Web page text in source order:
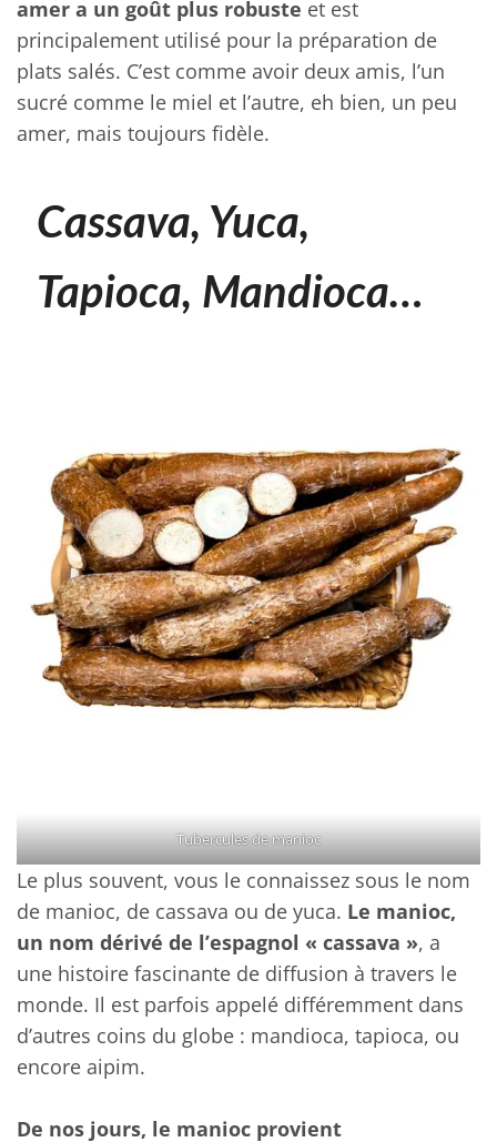
amer a un goût plus robuste et est
principalement utilisé pour la préparation de
plats salés. C’est comme avoir deux amis, l’un
sucré comme le miel et l’autre, eh bien, un peu
amer, mais toujours fidèle.
Cassava, Yuca,
Tapioca, Mandioca…
Tubercules de manioc
Le plus souvent, vous le connaissez sous le nom
de manioc, de cassava ou de yuca. Le manioc,
un nom dérivé de l’espagnol « cassava », a
une histoire fascinante de diffusion à travers le
monde. Il est parfois appelé différemment dans
d’autres coins du globe : mandioca, tapioca, ou
encore aipim.
De nos jours, le manioc provient